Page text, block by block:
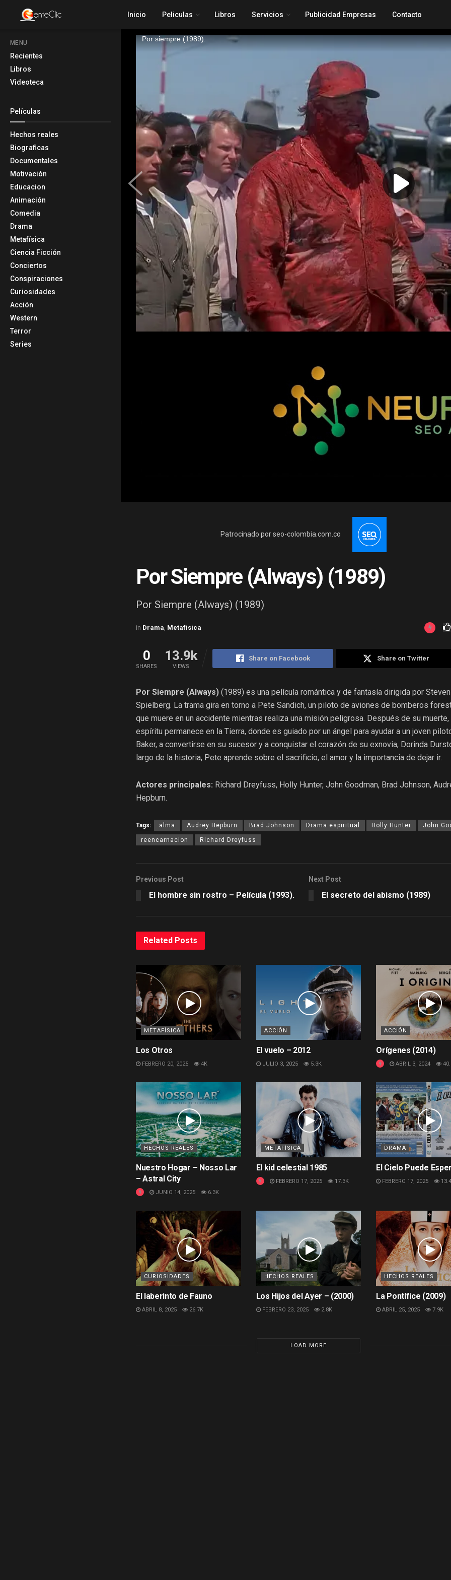
MENU
Recientes
Libros
Videoteca
Películas
Hechos reales
Biograficas
Documentales
Motivación
Educacion
Animación
Comedia
Drama
Metafísica
Ciencia Ficción
Conciertos
Conspiraciones
Curiosidades
Acción
Western
Terror
Series
Inicio Peliculas Libros Servicios Publicidad Empresas Contacto
Patrocinado por seo-colombia.com.co
Por Siempre (Always) (1989)
Por Siempre (Always) (1989)
in Drama Metafísica
0
SHARES
13.9k
VIEWS
Share on Facebook Share on Twitter
Por Siempre (Always) (1989) es una película romántica y de fantasía dirigida por Steven
Spielberg. La trama gira en torno a Pete Sandich, un piloto de aviones de bomberos
que muere en un accidente mientras realiza una misión peligrosa. Después de su muerte,
espíritu permanece en la Tierra, donde es guiado por un ángel para ayudar a un joven
Baker, a convertirse en su sucesor y a conquistar el corazón de su exnovia, Dorinda
largo de la historia, Pete aprende sobre el sacrificio, el amor y la importancia de dejar ir.
Actores principales: Richard Dreyfuss, Holly Hunter, John Goodman, Brad Johnson,
Hepburn.
Tags: alma Audrey Hepburn Brad Johnson Drama espiritual Holly Hunter John
reencarnacion Richard Dreyfuss
Previous Post
El hombre sin rostro – Película (1993).
Next Post
El secreto del abismo (1989)
Related Posts
METAFÍSICA
Los Otros
FEBRERO 20, 2025 4K
ACCIÓN
El vuelo – 2012
JULIO 3, 2025 5.3K
ACCIÓN
Orígenes (2014)
ABRIL 3, 2024
HECHOS REALES
Nuestro Hogar – Nosso Lar
– Astral City
JUNIO 14, 2025 6.3K
METAFÍSICA
El kid celestial 1985
FEBRERO 17, 2025 17.3K
DRAMA
El Cielo Puede
FEBRERO 17, 2025
CURIOSIDADES
El laberinto de Fauno
ABRIL 8, 2025 26.7K
HECHOS REALES
Los Hijos del Ayer – (2000)
FEBRERO 23, 2025 2.8K
HECHOS REALES
La Pontífice (2009)
ABRIL 25, 2025 7.9K
LOAD MORE